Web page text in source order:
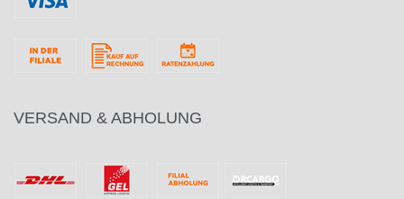
VERSAND & ABHOLUNG